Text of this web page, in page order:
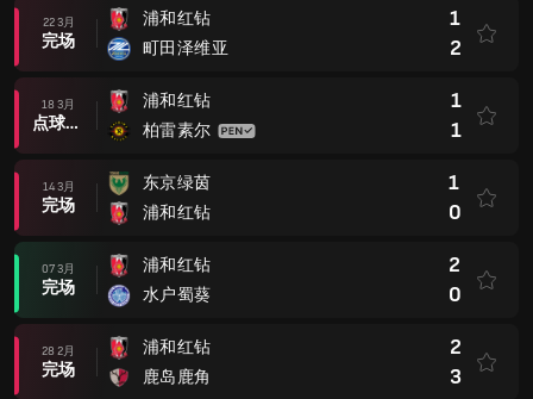
22 3月
完场
浦和红钻
町田泽维亚
1
2
18 3月
点球大战后
浦和红钻
柏雷素尔
1
1
14 3月
完场
东京绿茵
浦和红钻
1
0
07 3月
完场
浦和红钻
水户蜀葵
2
0
28 2月
完场
浦和红钻
鹿岛鹿角
2
3